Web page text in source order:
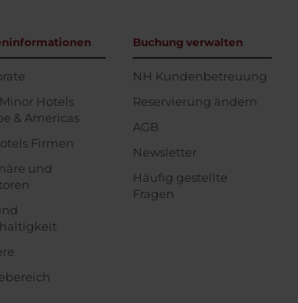
Hotels
& Americas
Firmen
und
Buchung verwalten
NH Kundenbetreuung
Reservierung ändern
AGB
Newsletter
Häufig gestellte
Fragen